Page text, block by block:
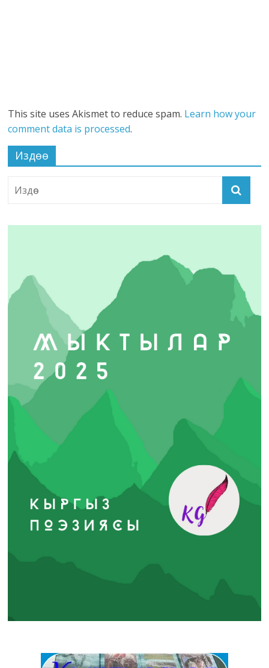
This site uses Akismet to reduce spam. Learn how your
comment data is processed.
Издөө